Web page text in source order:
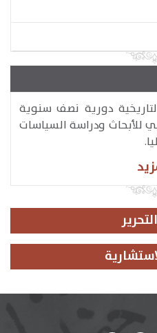
دورية نصف سنوية
للأبحاث ودراسة السياسات